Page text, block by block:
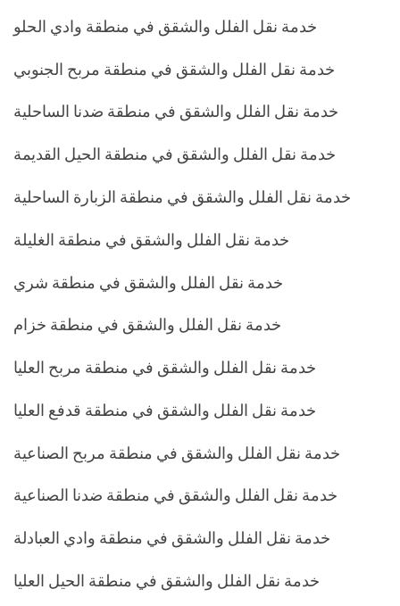
خدمة نقل الفلل والشقق في منطقة وادي الحلو
خدمة نقل الفلل والشقق في منطقة مربح الجنوبي
خدمة نقل الفلل والشقق في منطقة ضدنا الساحلية
خدمة نقل الفلل والشقق في منطقة الحيل القديمة
خدمة نقل الفلل والشقق في منطقة الزبارة الساحلية
خدمة نقل الفلل والشقق في منطقة الغليلة
خدمة نقل الفلل والشقق في منطقة شري
خدمة نقل الفلل والشقق في منطقة خزام
خدمة نقل الفلل والشقق في منطقة مربح العليا
خدمة نقل الفلل والشقق في منطقة قدفع العليا
خدمة نقل الفلل والشقق في منطقة مربح الصناعية
خدمة نقل الفلل والشقق في منطقة ضدنا الصناعية
خدمة نقل الفلل والشقق في منطقة وادي العبادلة
خدمة نقل الفلل والشقق في منطقة الحيل العليا